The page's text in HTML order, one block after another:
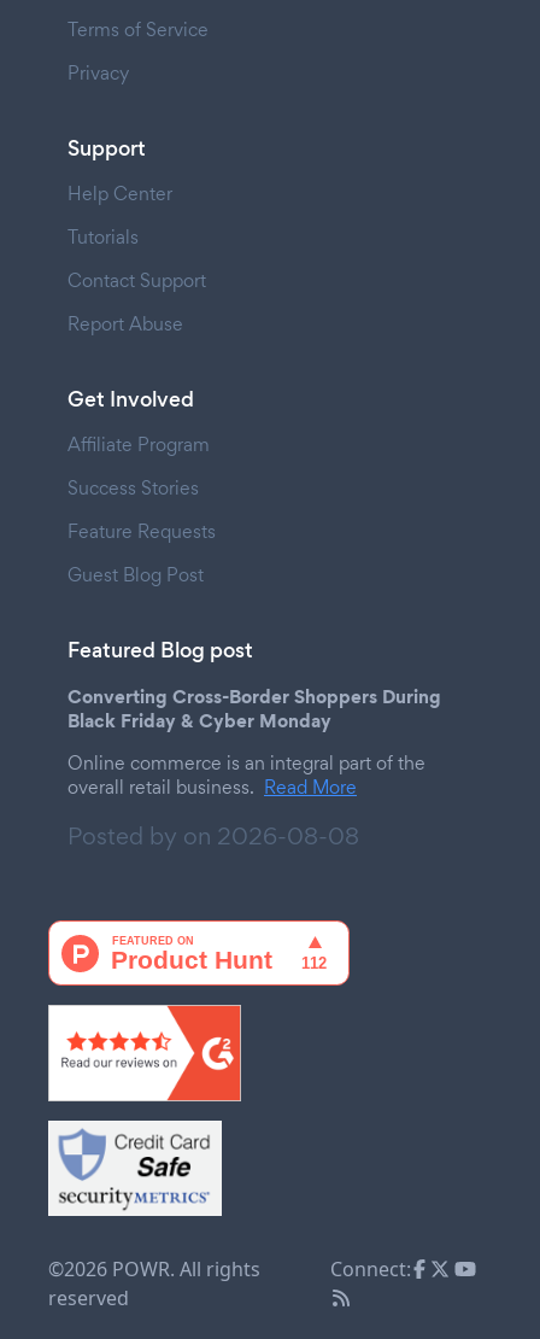
Terms of Service
Privacy
Support
Help Center
Tutorials
Contact Support
Report Abuse
Get Involved
Affiliate Program
Success Stories
Feature Requests
Guest Blog Post
Featured Blog post
Converting Cross-Border Shoppers During
Black Friday & Cyber Monday
Online commerce is an integral part of the
overall retail business. Read More
Posted by on 2026-08-08
©2026 POWR. All rights
reserved
Connect: